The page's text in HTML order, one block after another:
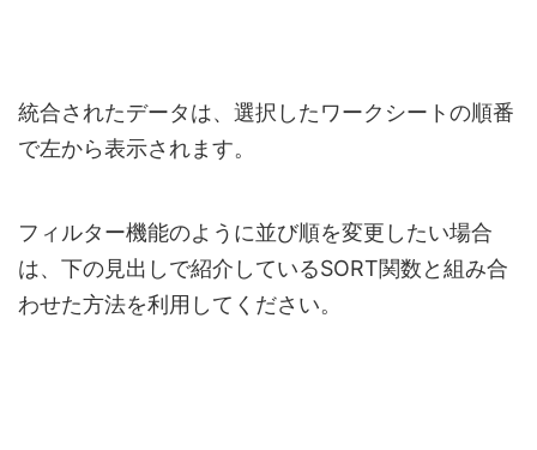
統合されたデータは、選択したワークシートの順番
で左から表示されます。
フィルター機能のように並び順を変更したい場合
は、下の見出しで紹介しているSORT関数と組み合
わせた方法を利用してください。